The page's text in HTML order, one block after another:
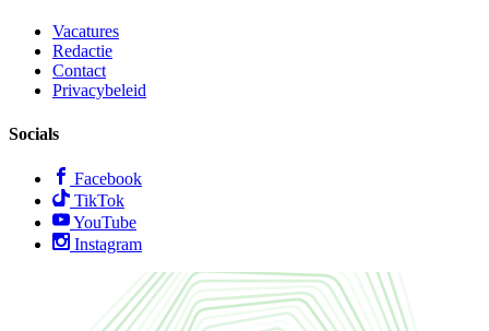
Vacatures
Redactie
Contact
Privacybeleid
Socials
Facebook
TikTok
YouTube
Instagram